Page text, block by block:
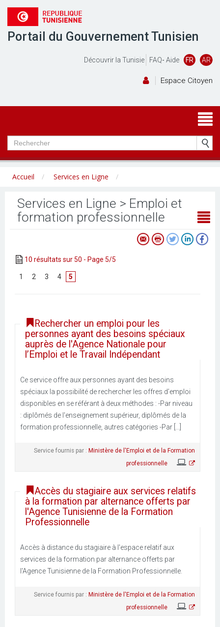
Portail du Gouvernement Tunisien
Découvrir la Tunisie FAQ- Aide FR AR
Espace Citoyen
Accueil Services en Ligne
Services en Ligne > Emploi et
formation professionnelle
10 résultats sur 50 - Page 5/5
1 2 3 4 5
Rechercher un emploi pour les
personnes ayant des besoins spéciaux
auprès de l'Agence Nationale pour
l’Emploi et le Travail Indépendant
Ce service offre aux personnes ayant des besoins
spéciaux la possibilité de rechercher les offres d’emploi
disponibles en se référant à deux méthodes : -Par niveau
: diplômés de l'enseignement supérieur, diplômés de la
formation professionnelle, autres catégories -Par [...]
Service fournis par : Ministère de l'Emploi et de la Formation
professionnelle
Accès du stagiaire aux services relatifs
à la formation par alternance offerts par
l'Agence Tunisienne de la Formation
Professionnelle
Accès à distance du stagiaire à l'espace relatif aux
services de la formation par alternance offerts par
l'Agence Tunisienne de la Formation Professionnelle.
Service fournis par : Ministère de l'Emploi et de la Formation
professionnelle